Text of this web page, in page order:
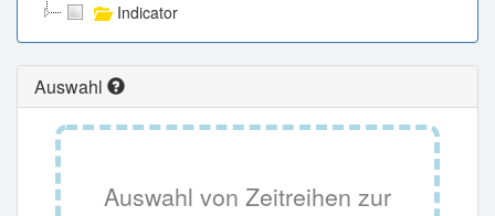
Indicator
Auswahl
Auswahl von Zeitreihen zur